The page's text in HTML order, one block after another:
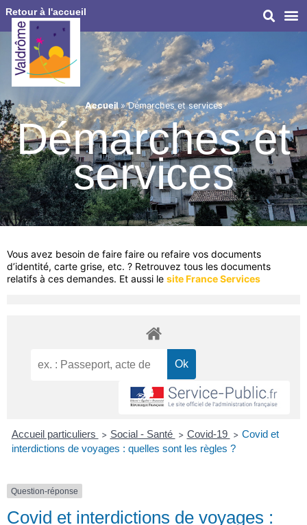
Retour à l'accueil
Accueil»Démarches et services
Démarches et
services
Vous avez besoin de faire faire ou refaire vos documents
d’identité, carte grise, etc. ? Retrouvez tous les documents
relatifs à ces demandes. Et aussi le site France Services
Accueil particuliers > Social - Santé > Covid-19 > Covid et
interdictions de voyages : quelles sont les règles ?
Question-réponse
Covid et interdictions de voyages :